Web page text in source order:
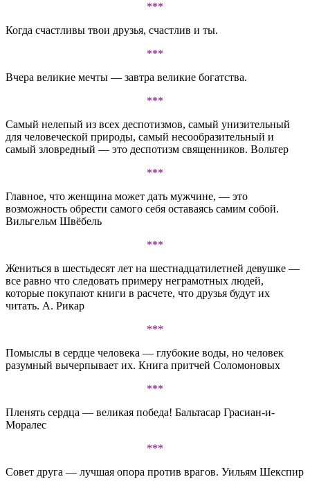
***
Когда счастливы твои друзья, счастлив и ты.
***
Вчера великие мечты — завтра великие богатства.
***
Самый нелепый из всех деспотизмов, самый унизительный
для человеческой природы, самый несообразительный и
самый зловредный — это деспотизм священников. Вольтер
***
Главное, что женщина может дать мужчине, — это
возможность обрести самого себя оставаясь самим собой.
Вильгельм Швёбель
***
Жениться в шестьдесят лет на шестнадцатилетней девушке —
все равно что следовать примеру неграмотных людей,
которые покупают книги в расчете, что друзья будут их
читать. А. Рикар
***
Помыслы в сердце человека — глубокие воды, но человек
разумный вычерпывает их. Книга притчей Соломоновых
***
Пленять сердца — великая победа! Бальтасар Грасиан-и-
Моралес
***
Совет друга — лучшая опора против врагов. Уильям Шекспир